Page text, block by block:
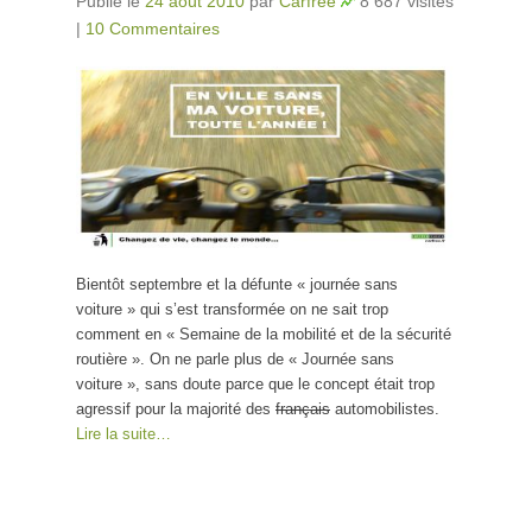
| 10 Commentaires
Bientôt septembre et la défunte « journée sans
voiture » qui s’est transformée on ne sait trop
comment en « Semaine de la mobilité et de la sécurité
routière ». On ne parle plus de « Journée sans
voiture », sans doute parce que le concept était trop
agressif pour la majorité des français automobilistes.
Lire la suite…